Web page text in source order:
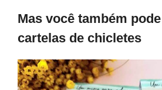
Mas você também
cartelas de chicletes